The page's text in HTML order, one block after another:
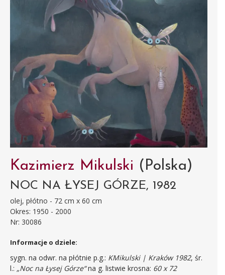
Kazimierz Mikulski (Polska)
NOC NA ŁYSEJ GÓRZE, 1982
olej, płótno - 72 cm x 60 cm
Okres: 1950 - 2000
Nr: 30086
Informacje o dziele:
sygn. na odwr. na płótnie p.g.: KMikulski | Kraków 1982, śr.
l.: „Noc na Łysej Górze“na g. listwie krosna: 60 x 72